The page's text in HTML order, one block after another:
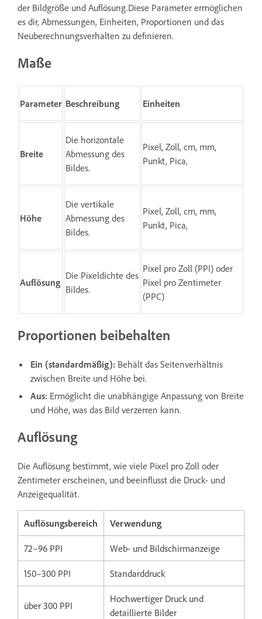
der Bildgröße und Auflösung.Diese Parameter ermöglichen
es dir, Abmessungen, Einheiten, Proportionen und das
Neuberechnungsverhalten zu definieren.
Maße
Parameter Beschreibung Einheiten
Breite
Die horizontale
Abmessung des
Bildes.
Pixel, Zoll, cm, mm,
Punkt, Pica,
Höhe
Die vertikale
Abmessung des
Bildes.
Pixel, Zoll, cm, mm,
Punkt, Pica,
Auflösung
Die Pixeldichte des
Bildes.
Pixel pro Zoll (PPI) oder
Pixel pro Zentimeter
(PPC)
Proportionen beibehalten
Ein (standardmäßig): Behält das Seitenverhältnis
zwischen Breite und Höhe bei.
Aus: Ermöglicht die unabhängige Anpassung von Breite
und Höhe, was das Bild verzerren kann.
Auflösung
Die Auflösung bestimmt, wie viele Pixel pro Zoll oder
Zentimeter erscheinen, und beeinflusst die Druck- und
Anzeigequalität.
Auflösungsbereich Verwendung
72–96 PPI Web- und Bildschirmanzeige
150–300 PPI Standarddruck
über 300 PPI
Hochwertiger Druck und
detaillierte Bilder